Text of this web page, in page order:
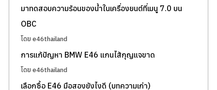
มาทดสอบความร้อนของน้ำในเครื่องยนต์ที่เมนู 7.0 บน
OBC
โดย e46thailand
การแก้ปัญหา BMW E46 แกนไส้กุญแจขาด
โดย e46thailand
เลือกซื้อ E46 มือสองยังไงดี (บทความเก่า)